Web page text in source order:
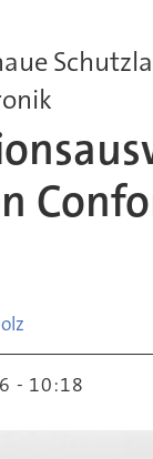
- 10:18